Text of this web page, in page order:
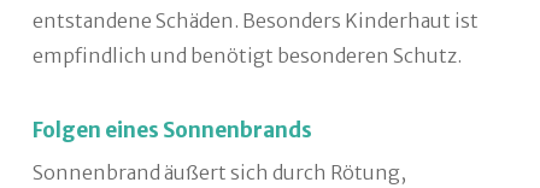
entstandene Schäden. Besonders Kinderhaut ist
empfindlich und benötigt besonderen Schutz.
Folgen eines Sonnenbrands
Sonnenbrand äußert sich durch Rötung,